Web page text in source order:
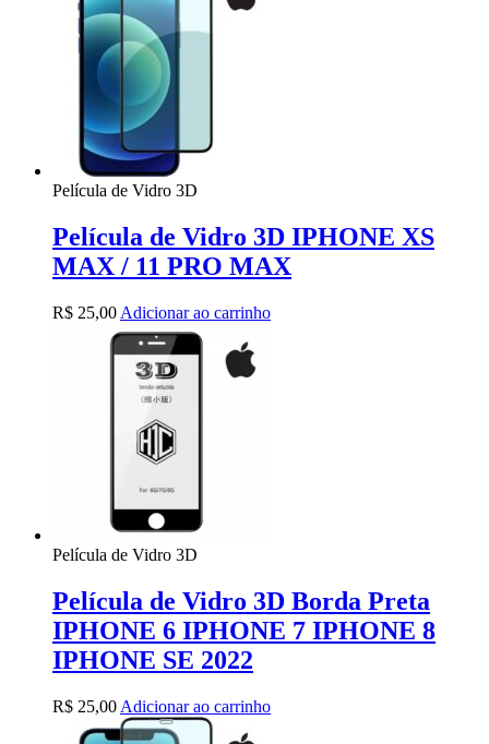
Película de Vidro 3D
Película de Vidro 3D IPHONE XS
MAX / 11 PRO MAX
R$ 25,00 Adicionar ao carrinho
Película de Vidro 3D
Película de Vidro 3D Borda Preta
IPHONE 6 IPHONE 7 IPHONE 8
IPHONE SE 2022
R$ 25,00 Adicionar ao carrinho